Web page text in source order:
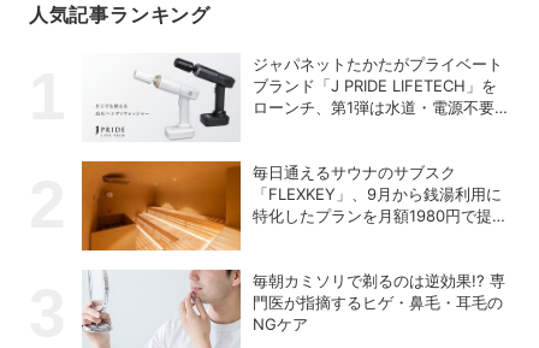
人気記事ランキング
ジャパネットたかたがプライベート
ブランド「J PRIDE LIFETECH」を
ローンチ、第1弾は水道・電源不要
毎日通えるサウナのサブスク
「FLEXKEY」、9月から銭湯利用に
特化したプランを月額1980円で提供
毎朝カミソリで剃るのは逆効果!? 専
門医が指摘するヒゲ・鼻毛・耳毛の
NGケア